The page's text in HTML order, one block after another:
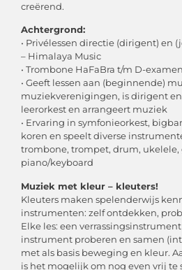
creërend.
Achtergrond:
• Privélessen directie (dirigent) en
– Himalaya Music
• Trombone HaFaBra t/m D-examen
• Geeft lessen aan (beginnende)
muziekverenigingen, is dirigent
leerorkest en arrangeert muziek
• Ervaring in symfonieorkest,
koren en speelt diverse
trombone, trompet, drum, ukelele,
piano/keyboard
Muziek met kleur – kleuters!
Kleuters maken spelenderwijs
instrumenten: zelf ontdekken,
Elke les: een
instrument proberen en samen
met als basis beweging en kleur.
is het mogelijk om nog even vrij